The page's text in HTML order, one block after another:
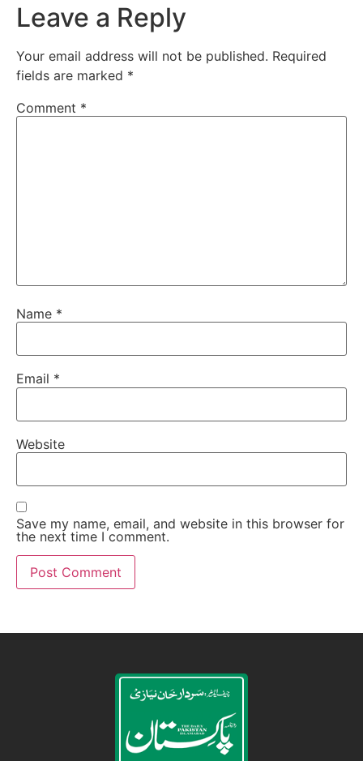
Leave a Reply
Your email address will not be published. Required
fields are marked *
Comment *
Name *
Email *
Website
Save my name, email, and website in this browser for
the next time I comment.